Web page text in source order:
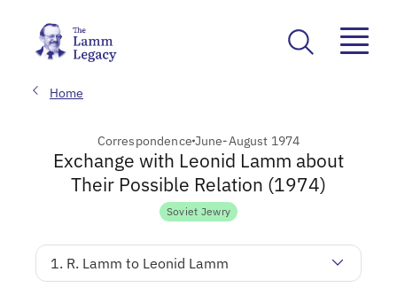
Home
Correspondence June-August 1974
Exchange with Leonid Lamm about
Their Possible Relation (1974)
Soviet Jewry
1. R. Lamm to Leonid Lamm